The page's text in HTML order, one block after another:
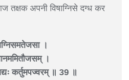
तक्षक अपनी विषाग्निसे दग्ध कर
।
।
कर्तुमपज्वरम् ॥ 39 ॥